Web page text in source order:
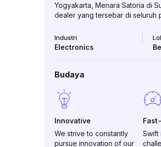
Yogyakarta, Menara Satoria di
dealer yang tersebar di seluruh
Industri
Electronics
Budaya
Innovative
We strive to constantly
pursue innovation of our
Swift